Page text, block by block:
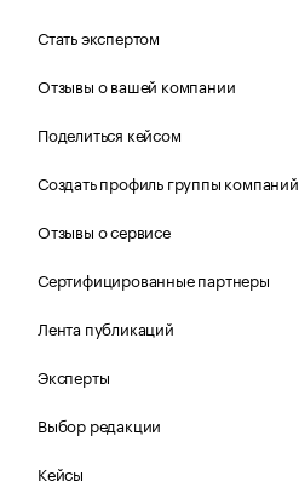
Стать экспертом
Отзывы о вашей компании
Поделиться кейсом
Создать профиль группы компаний
Отзывы о сервисе
Сертифицированные партнеры
Лента публикаций
Эксперты
Выбор редакции
Кейсы